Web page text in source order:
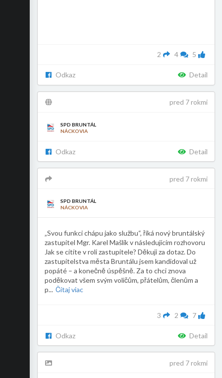
5
4
2
Odkaz Detail
pred 7 rokmi
SPD BRUNTÁL
NÁCKOVIA
Odkaz Detail
pred 7 rokmi
SPD BRUNTÁL
NÁCKOVIA
„Svou funkci chápu jako službu“, říká nový bruntálský
zastupitel Mgr. Karel Mašlík v následujícím rozhovoru
Jak se cítíte v roli zastupitele? Děkuji za dotaz. Do
zastupitelstva města Bruntálu jsem kandidoval už
popáté – a konečně úspěšně. Za to chci znova
poděkovat všem svým voličům, přátelům, členům a
p... Čítaj viac
7
2
3
Odkaz Detail
pred 7 rokmi